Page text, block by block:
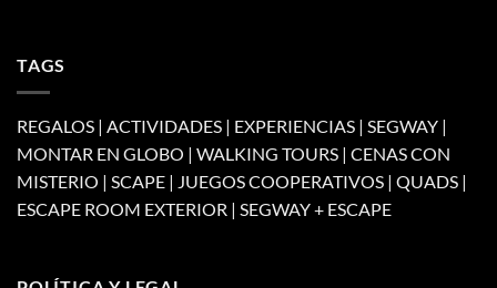
TAGS
REGALOS | ACTIVIDADES | EXPERIENCIAS | SEGWAY |
MONTAR EN GLOBO | WALKING TOURS | CENAS CON
MISTERIO | SCAPE | JUEGOS COOPERATIVOS | QUADS |
ESCAPE ROOM EXTERIOR | SEGWAY + ESCAPE